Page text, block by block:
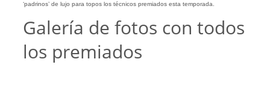
‘padrinos’ de lujo para topos los técnicos premiados esta temporada.
Galería de fotos con todos
los premiados